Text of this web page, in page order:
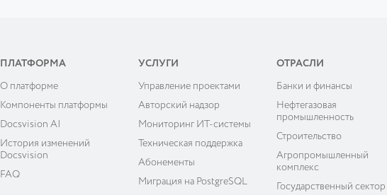
ПЛАТФОРМА
О платформе
Компоненты платформы
Docsvision AI
История изменений
Docsvision
FAQ
УСЛУГИ
Управление проектами
Авторский надзор
Мониторинг ИТ-системы
Техническая поддержка
Абонементы
Миграция на PostgreSQL
ОТРАСЛИ
Банки и финансы
Нефтегазовая
промышленность
Строительство
Агропромышленный
комплекс
Государственный сектор